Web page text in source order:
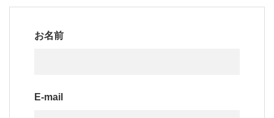
お名前
E-mail